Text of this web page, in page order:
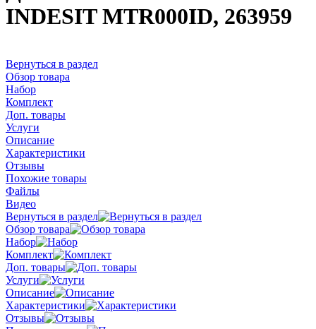
INDESIT MTR000ID, 263959
Вернуться в раздел
Обзор товара
Набор
Комплект
Доп. товары
Услуги
Описание
Характеристики
Отзывы
Похожие товары
Файлы
Видео
Вернуться в раздел
Обзор товара
Набор
Комплект
Доп. товары
Услуги
Описание
Характеристики
Отзывы